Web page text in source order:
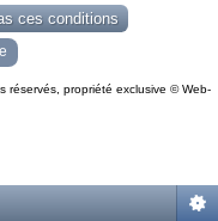
réservés, propriété exclusive © Web-